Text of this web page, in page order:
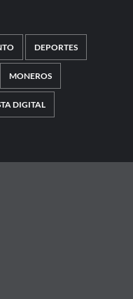
DEPORTES
MONEROS
DIGITAL